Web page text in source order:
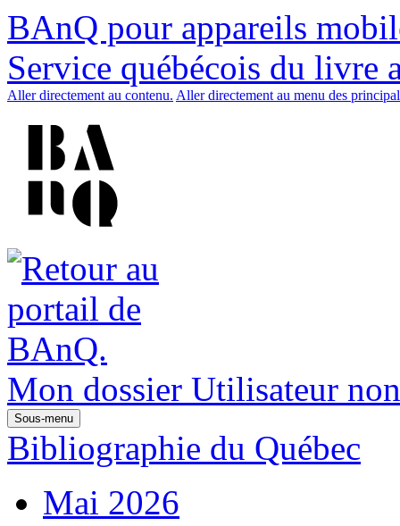
BAnQ pour appareils
Service québécois du livre
Aller directement au contenu. Aller directement au menu des
Mon dossier Utilisateur
Sous-menu
Bibliographie du Québec
Mai 2026